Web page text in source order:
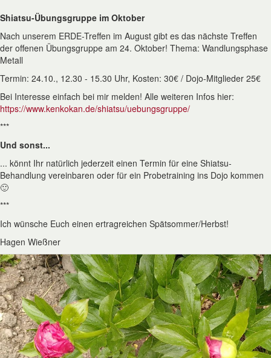
Shiatsu-Übungsgruppe im Oktober
Nach unserem ERDE-Treffen im August gibt es das nächste Treffen
der offenen Übungsgruppe am 24. Oktober! Thema: Wandlungsphase
Metall
Termin: 24.10., 12.30 - 15.30 Uhr, Kosten: 30€ / Dojo-Mitglieder 25€
Bei Interesse einfach bei mir melden! Alle weiteren Infos hier:
https://www.kenkokan.de/shiatsu/uebungsgruppe/
***
Und sonst...
... könnt Ihr natürlich jederzeit einen Termin für eine Shiatsu-
Behandlung vereinbaren oder für ein Probetraining ins Dojo kommen
🙂
***
Ich wünsche Euch einen ertragreichen Spätsommer/Herbst!
Hagen Wießner